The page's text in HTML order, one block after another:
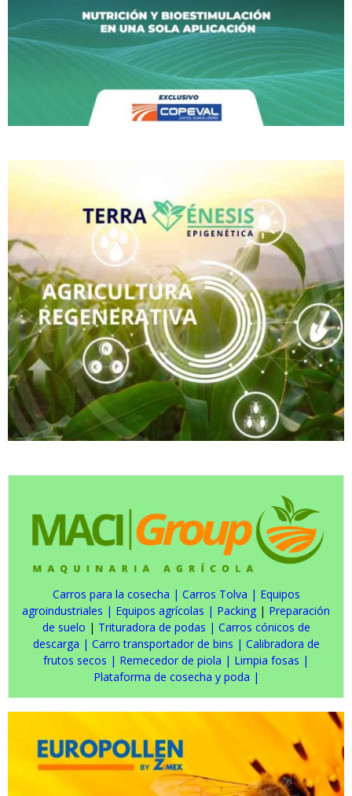
Carros para la cosecha | Carros Tolva | Equipos
agroindustriales | Equipos agrícolas | Packing | Preparación
de suelo | Trituradora de podas | Carros cónicos de
descarga | Carro transportador de bins | Calibradora de
frutos secos | Remecedor de piola | Limpia fosas |
Plataforma de cosecha y poda |